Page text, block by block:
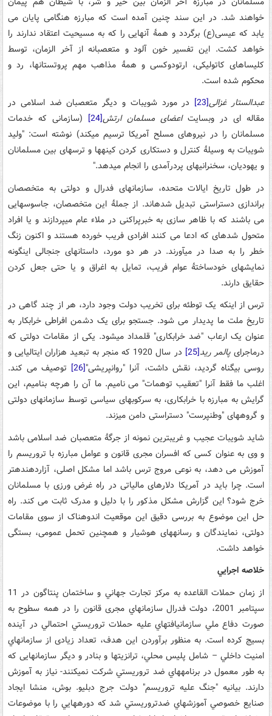
خواهند شد. در این سند چنین آمده است که مبارزه هنگامی پایان می
یابد که عیسی(ع) برگردد و همۀ آنهایی را که به مسیحیت اعتقاد ندارند را
خواهد کشت. این تفسیر خون آلود و متعصبانه از آخر الزمان، توسط
کلیسا­های کاتولیکی، ارتودوکسی و همۀ مذاهب مهم پروتستان­ها، رد و
محکوم شده است.
عبدالستار غزالی[23]
در مورد شویبات و دیگر متعصبان ضد اسلامی در
مقاله ای در وبسایتاعضای مسلمان ارتش[24]
(سازمانی که خدمات
مسلمانان را در نیرو­های مسلح آمریکا ترسیم می­کند) نوشته است: "ولید
شویبات به وسیلۀ کنترل و دست­کاری کردن کینه­­ها و ترس­های بین مسلمانان
و یهودیان، سخنرانی­های پردرآمدی را انجام می­دهد."
در طول تاریخ ایالات متحده، سازمان­های فدرال و دولتی به متخصصان
براندازی دست­راستی تبدیل شده­اند. از جملۀ این متخصصان، جاسوس­هایی
می باشند که با ظاهر سازی به خبرپراکنی در ملاء عام می­پردازند و یا افراد
متحول شده­ای که ادعا می کنند افرادی فریب خورده هستند و اکنون زنگ
خطر را به صدا در می­آورند. در هر دو مورد، داستان­های جنجالی اینگونه
نمایش­های خودساختۀ عوام فریب، تمایل به اغراق و یا حتی جعل کردن
حقایق دارند.
ترس از اینکه یک توطئه برای تخریب دولت وجود دارد، هر از چند گاهی در
تاریخ ملت ما پدیدار می شود. جستجو برای یک دشمن افراطی خرابکار به
عنوان یک ارعاب "ضد خرابکاری" قلمداد می­شود. یکی از مقامات دولتی که
درماجرایپالمر رید[25]
در سال 1920 که منجر به تبعید هزاران ایتالیایی و
روسی بیگناه گردید، نقش داشت، آنرا "روان­پریشی"[26]
توصیف می کند.
اغلب ما فقط آنرا "تعقیب توهمات" می نامیم. ما آن را هرچه بنامیم، این
گرایش به مبارزه با خرابکاری، به سرکوب­های سیاسی توسط سازمان­های دولتی
و گروههای "وطن­پرست" دست­راستی دامن می­زند.
شاید شویبات عجیب و غریب­ترین نمونه از جرگۀ متعصبان ضد اسلامی­ باشد
و وی به عنوان کسی که افسران مجری قانون و عوامل مبارزه با تروریسم را
آموزش می دهد، به نوعی مروج ترس باشد اما مشکل اصلی، آزاردهنده­تر
است. چرا باید در آمریکا دلار­های مالیاتی در راه غرض ورزی با مسلمانان
خرج شود؟ این گزارش مشکل مذکور را با دلیل و مدرک ثابت می کند. راه
حل این موضوع به بررسی دقیق این موقعیت اندوهناک از سوی مقامات
دولتی، نمایندگان و رسانه­های هوشیار و همچنین تحمل عمومی، بستگی
خواهد داشت.
خلاصه اجرايي
از زمان حملات القاعده به مرکز تجارت جهاني و ساختمان پنتاگون در 11
سپتامبر 2001، دولت فدرال سازمان­هاي مجری قانون را در همه سطوح به
صورت دفاع ملي سازمان­يافته­اي عليه حملات تروريستي احتمالي در آينده
بسيج کرده است. به منظور برآوردن اين هدف، تعداد زیادی از سازمان­هاي
امنيت داخلي – شامل پليس محلي، ترانزیت­ها و بنادر و دیگر سازمان­هایی که
به طور معمول در برنامه­هاي ضد تروريستي شرکت نمي­کنند- نیاز به آموزش
دارند. بيانيه "جنگ عليه تروريسم" دولت جرج دبليو. بوش، منشا ايجاد
صنایع خصوصي آموزش­هاي ضدتروريستي شد که دوره­هايي را با موضوعات